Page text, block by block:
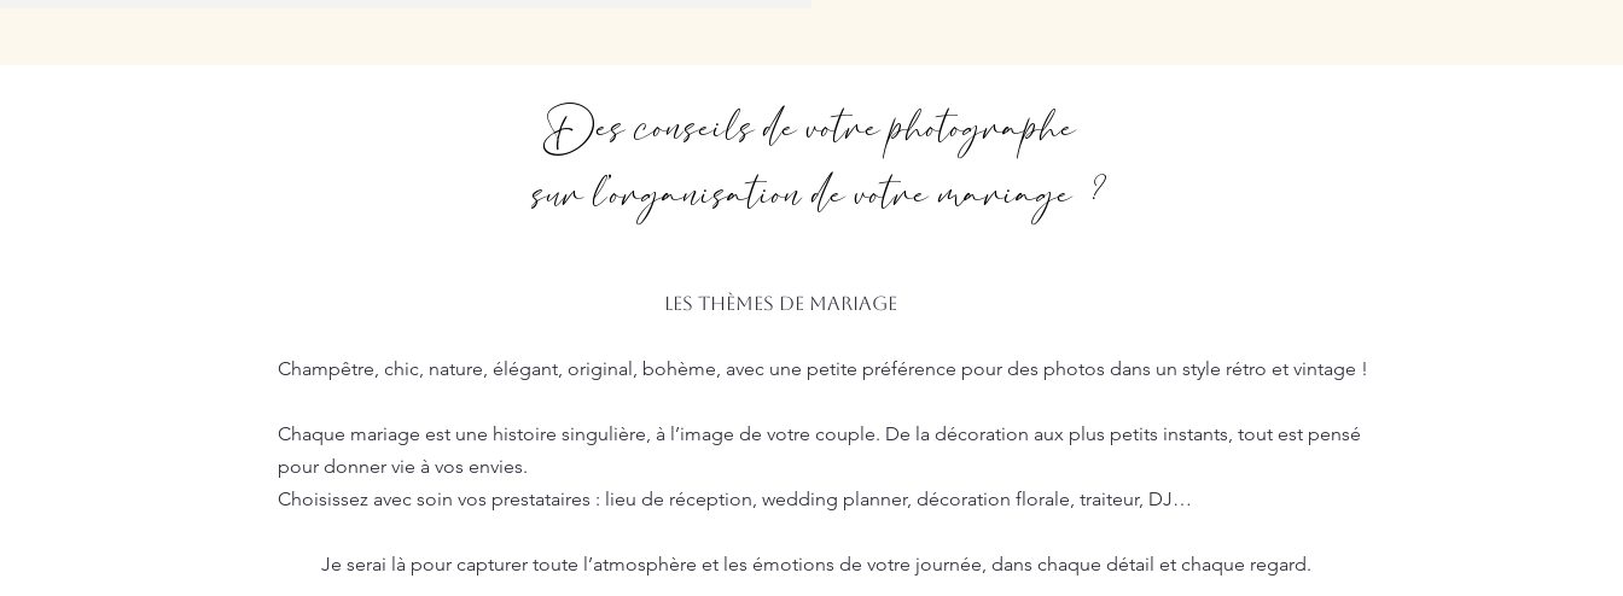
Des conseils de votre photographe
sur l’organisation de votre mariage ?
Les thèmes de mariage
Champêtre, chic, nature, élégant, original, bohème, avec une petite préférence pour des photos dans un style rétro et vintage !
Chaque mariage est une histoire singulière, à l’image de votre couple. De la décoration aux plus petits instants, tout est pensé
pour donner vie à vos envies.
Choisissez avec soin vos prestataires : lieu de réception, wedding planner, décoration florale, traiteur, DJ…
Je serai là pour capturer toute l’atmosphère et les émotions de votre journée, dans chaque détail et chaque regard.